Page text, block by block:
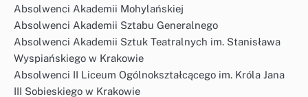
Absolwenci Akademii Mohylańskiej
Absolwenci Akademii Sztabu Generalnego
Absolwenci Akademii Sztuk Teatralnych im. Stanisława
Wyspiańskiego w Krakowie
Absolwenci II Liceum Ogólnokształcącego im. Króla Jana
III Sobieskiego w Krakowie